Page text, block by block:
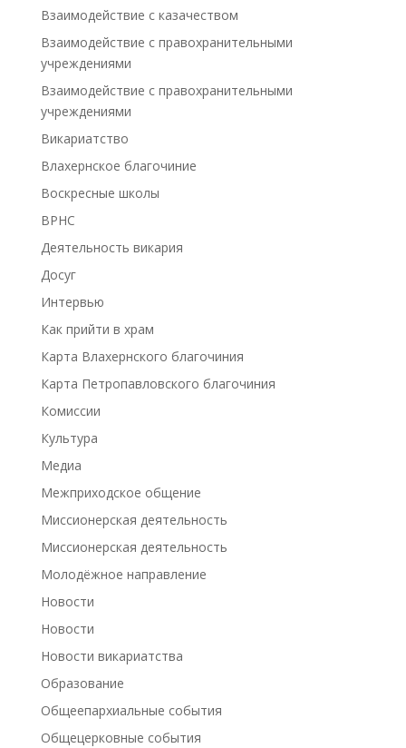
Взаимодействие с казачеством
Взаимодействие с правохранительными
учреждениями
Взаимодействие с правохранительными
учреждениями
Викариатство
Влахернское благочиние
Воскресные школы
ВРНС
Деятельность викария
Досуг
Интервью
Как прийти в храм
Карта Влахернского благочиния
Карта Петропавловского благочиния
Комиссии
Культура
Медиа
Межприходское общение
Миссионерская деятельность
Миссионерская деятельность
Молодёжное направление
Новости
Новости
Новости викариатства
Образование
Общеепархиальные события
Общецерковные события